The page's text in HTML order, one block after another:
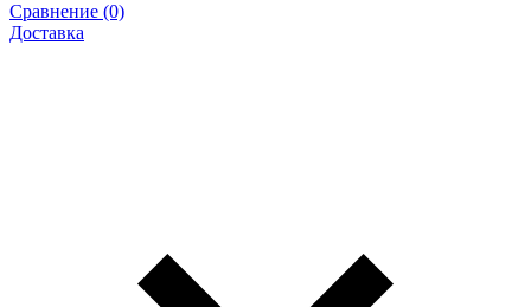
Сравнение (0)
Доставка